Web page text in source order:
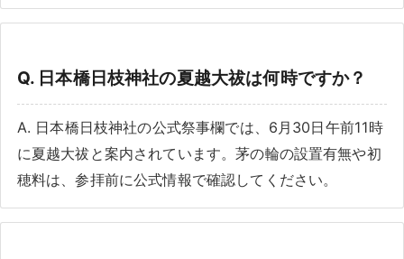
Q. 日本橋日枝神社の夏越大祓は何時ですか？
A. 日本橋日枝神社の公式祭事欄では、6月30日午前11時
に夏越大祓と案内されています。茅の輪の設置有無や初
穂料は、参拝前に公式情報で確認してください。